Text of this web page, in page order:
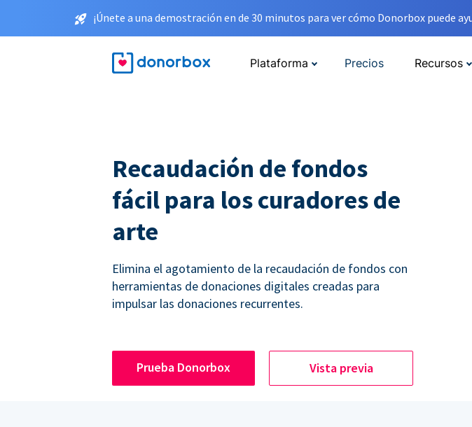
¡Únete a una demostración en de 30 minutos para ver cómo Donorbox puede
Plataforma Precios Recursos
Recaudación de fondos
fácil para los curadores de
arte
Elimina el agotamiento de la recaudación de fondos con
herramientas de donaciones digitales creadas para
impulsar las donaciones recurrentes.
Prueba Donorbox Vista previa